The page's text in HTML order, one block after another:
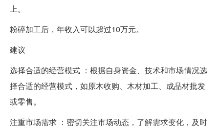
上。
粉碎加工后，年收入可以超过10万元。
建议
选择合适的经营模式 ：根据自身资金、技术和市场情况选
择合适的经营模式，如原木收购、木材加工、成品材批发
或零售。
注重市场需求 ：密切关注市场动态，了解需求变化，及时